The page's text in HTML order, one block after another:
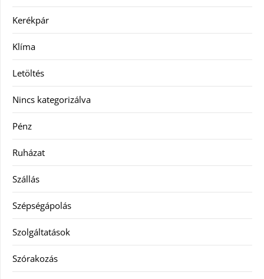
Kerékpár
Klíma
Letöltés
Nincs kategorizálva
Pénz
Ruházat
Szállás
Szépségápolás
Szolgáltatások
Szórakozás